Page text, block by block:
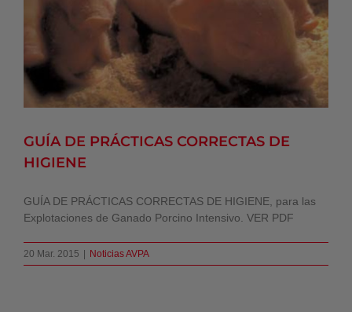
Noticias AVPA
GUÍA DE PRÁCTICAS CORRECTAS DE
HIGIENE
GUÍA DE PRÁCTICAS CORRECTAS DE HIGIENE, para las
Explotaciones de Ganado Porcino Intensivo. VER PDF
20 Mar. 2015 | Noticias AVPA